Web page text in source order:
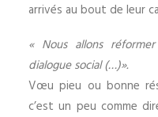
arrivés au bout de leur
« Nous allons
dialogue social (…)».
Vœu pieu ou bonne
c’est un peu comme